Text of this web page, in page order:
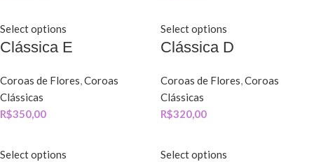
Select options
Clássica E
Coroas de Flores,Coroas
Clássicas
R$350,00
Select options
Clássica D
Coroas de Flores,Coroas
Clássicas
R$320,00
Select options Select options